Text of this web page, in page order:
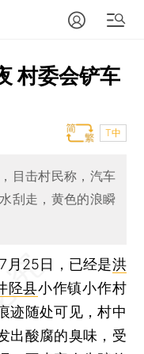
村委会铲车
T中
目击村民称，汽车
刮走，黄色的浪瞬
7月25日，已经是洪
陉县小作镇小作村
迹随处可见，村中
出酸腐的臭味，受